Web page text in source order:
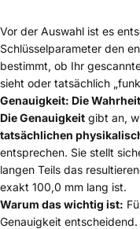
Vor der Auswahl ist es
Schlüsselparameter den
bestimmt, ob Ihr
sieht oder tatsächlich
Genauigkeit: Die
Die Genauigkeit gibt an,
tatsächlichen
entsprechen. Sie stellt
langen Teils das
exakt 100,0 mm lang ist.
Warum das wichtig ist:
Genauigkeit